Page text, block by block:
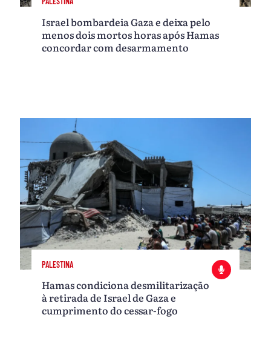
Israel bombardeia Gaza e deixa pelo
menos dois mortos horas após Hamas
concordar com desarmamento
PALESTINA
Hamas condiciona desmilitarização
à retirada de Israel de Gaza e
cumprimento do cessar-fogo